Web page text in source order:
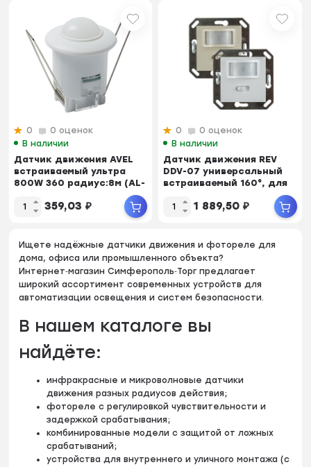
0
0 оценок
В наличии
Датчик движения AVEL
встраиваемый ультра
800W 360 радиус:8м (AL-
359,03 ₽
0
0 оценок
В наличии
Датчик движения REV
DDV-07 универсальный
встраиваемый 160°, для
1 889,50 ₽
Ищете надёжные датчики движения и фотореле для
дома, офиса или промышленного объекта?
Интернет‑магазин Симферополь‑Торг предлагает
широкий ассортимент современных устройств для
автоматизации освещения и систем безопасности.
В нашем каталоге вы
найдёте:
инфракрасные и микроволновые датчики
движения разных радиусов действия;
фотореле с регулировкой чувствительности и
задержкой срабатывания;
комбинированные модели с защитой от ложных
срабатываний;
устройства для внутреннего и уличного монтажа (с